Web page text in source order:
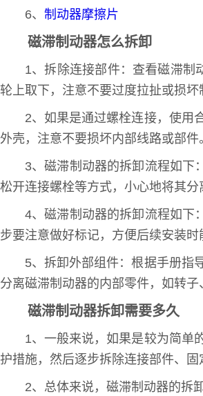
6、 制动器摩擦片
磁滞制动器怎么拆卸
1、拆除连接部件：查看磁滞制
轮上取下，注意不要过度拉扯或损
2、如果是通过螺栓连接，使用
外壳，注意不要损坏内部线路或部
3、磁滞制动器的拆卸流程如下
松开连接螺栓等方式，小心地将其
4、磁滞制动器的拆卸流程如下
步要注意做好标记，方便后续安装
5、拆卸外部组件：根据手册指
分离磁滞制动器的内部零件，如转
磁滞制动器拆卸需要多久
1、一般来说，如果是较为简单
护措施，然后逐步拆除连接部件、
2、总体来说，磁滞制动器的拆